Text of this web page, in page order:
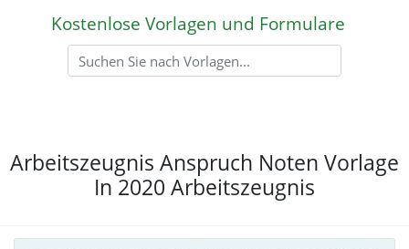
Kostenlose Vorlagen und Formulare
Arbeitszeugnis Anspruch Noten Vorlage
In 2020 Arbeitszeugnis